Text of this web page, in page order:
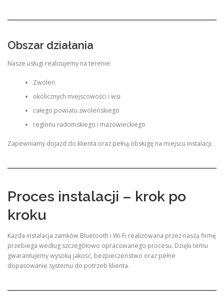
Obszar działania
Nasze usługi realizujemy na terenie:
Zwoleń
okolicznych miejscowości i wsi
całego powiatu zwoleńskiego
regionu radomskiego i mazowieckiego
Zapewniamy dojazd do klienta oraz pełną obsługę na miejscu instalacji.
Proces instalacji – krok po
kroku
Każda instalacja zamków Bluetooth i Wi-Fi realizowana przez naszą firmę
przebiega według szczegółowo opracowanego procesu. Dzięki temu
gwarantujemy wysoką jakość, bezpieczeństwo oraz pełne
dopasowanie systemu do potrzeb klienta.